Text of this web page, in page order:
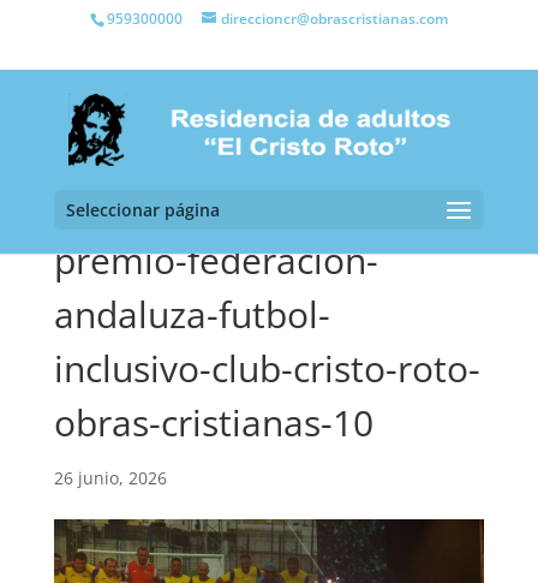
959300000 direccioncr@obrascristianas.com
Seleccionar página
premio-federacion-
andaluza-futbol-
inclusivo-club-cristo-roto-
obras-cristianas-10
26 junio, 2026